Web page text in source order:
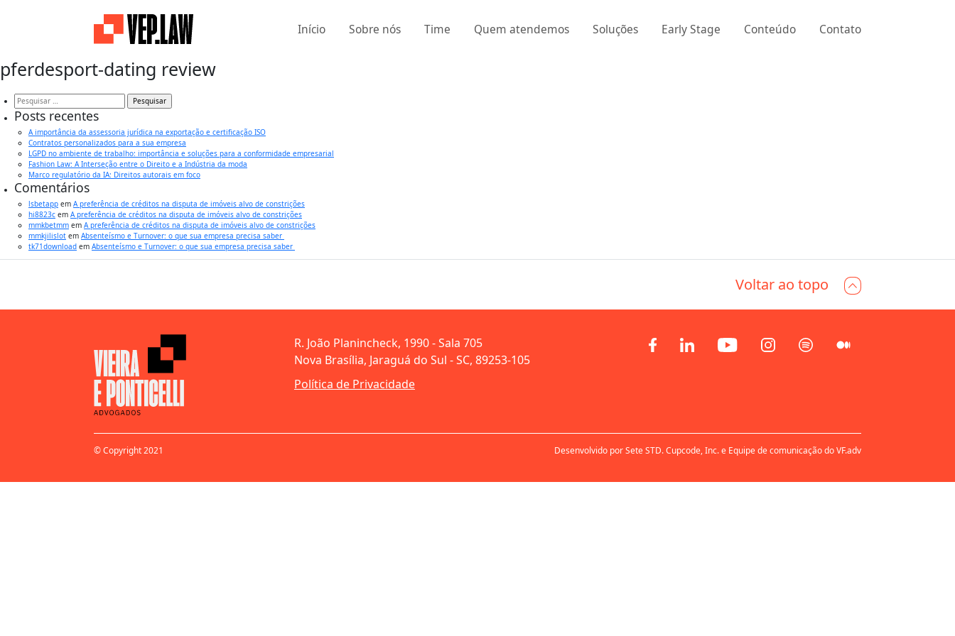
Início Sobre nós Time Quem atendemos Soluções Early Stage Conteúdo Contato
pferdesport-dating review
Pesquisar
por:
Posts recentes
A importância da assessoria jurídica na exportação e certificação ISO
Contratos personalizados para a sua empresa
LGPD no ambiente de trabalho: importância e soluções para a conformidade empresarial
Fashion Law: A Interseção entre o Direito e a Indústria da moda
Marco regulatório da IA: Direitos autorais em foco
Comentários
lsbetapp em A preferência de créditos na disputa de imóveis alvo de constrições
hi8823c em A preferência de créditos na disputa de imóveis alvo de constrições
mmkbetmm em A preferência de créditos na disputa de imóveis alvo de constrições
mmkjilislot em Absenteísmo e Turnover: o que sua empresa precisa saber
tk71download em Absenteísmo e Turnover: o que sua empresa precisa saber
Voltar ao topo
R. João Planincheck, 1990 - Sala 705
Nova Brasília, Jaraguá do Sul - SC, 89253-105
Política de Privacidade
© Copyright 2021 Desenvolvido por Sete STD. Cupcode, Inc. e Equipe de comunicação do VF.adv